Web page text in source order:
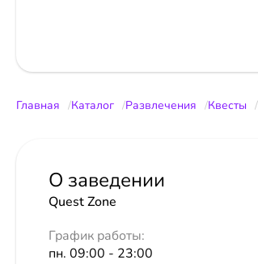
Главная Каталог Развлечения Квесты
О заведении
Quest Zone
График работы:
пн. 09:00 - 23:00